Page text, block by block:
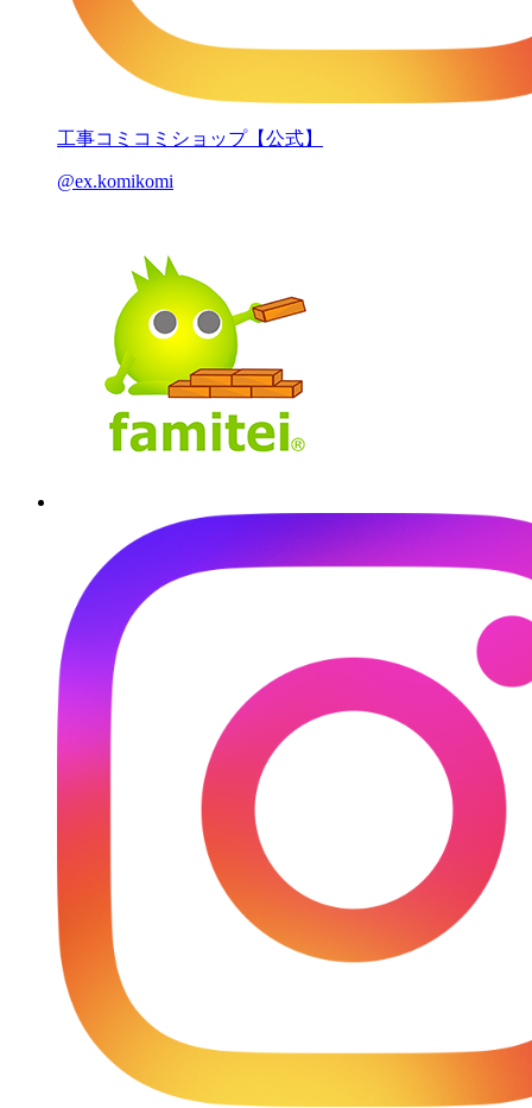
工事コミコミショップ【公式】
@ex.komikomi